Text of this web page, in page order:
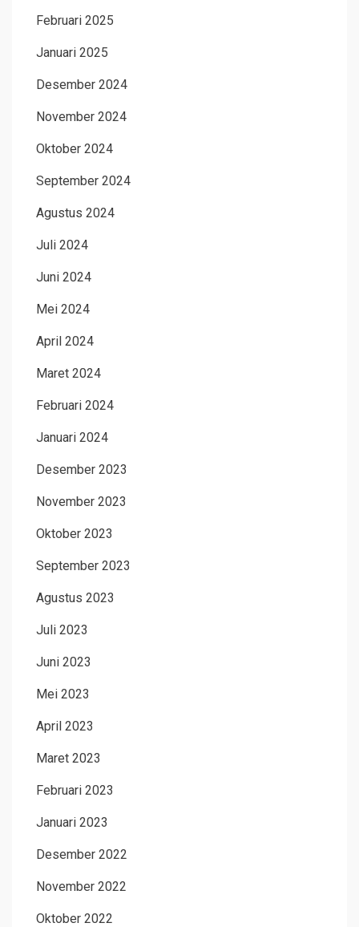
Februari 2025
Januari 2025
Desember 2024
November 2024
Oktober 2024
September 2024
Agustus 2024
Juli 2024
Juni 2024
Mei 2024
April 2024
Maret 2024
Februari 2024
Januari 2024
Desember 2023
November 2023
Oktober 2023
September 2023
Agustus 2023
Juli 2023
Juni 2023
Mei 2023
April 2023
Maret 2023
Februari 2023
Januari 2023
Desember 2022
November 2022
Oktober 2022